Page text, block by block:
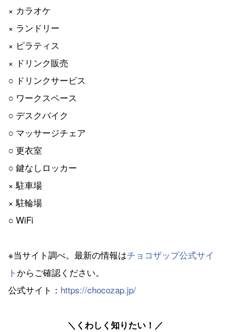
× カラオケ
× ランドリー
× ピラティス
× ドリンク販売
○ ドリンクサービス
○ ワークスペース
○ デスクバイク
○ マッサージチェア
○ 更衣室
○ 鍵なしロッカー
× 駐車場
× 駐輪場
○ WiFi
※当サイト調べ。最新の情報はチョコザップ公式サイ
ト からご確認ください。
公式サイト： https://chocozap.jp/
＼くわしく知りたい！／